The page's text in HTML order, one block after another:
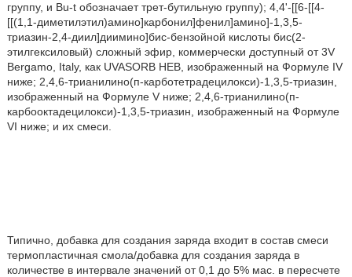
группу, и Bu-t обозначает трет-бутильную группу); 4,4'-[[6-[[4-
[[(1,1-диметилэтил)амино]карбонил]фенил]амино]-1,3,5-
триазин-2,4-диил]диимино]бис-бензойной кислоты бис(2-
этилгексиловый) сложный эфир, коммерчески доступный от 3V
Bergamo, Italy, как UVASORB НЕВ, изображенный на Формуле IV
ниже; 2,4,6-трианилино(п-карботетрадецилокси)-1,3,5-триазин,
изображенный на Формуле V ниже; 2,4,6-трианилино(п-
карбооктадецилокси)-1,3,5-триазин, изображенный на Формуле
VI ниже; и их смеси.
Типично, добавка для создания заряда входит в состав смеси
термопластичная смола/добавка для создания заряда в
количестве в интервале значений от 0,1 до 5% мас. в пересчете